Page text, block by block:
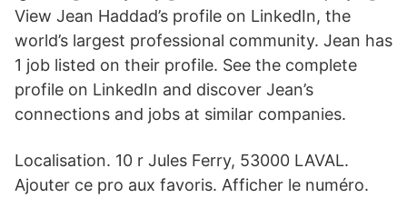
View Jean Haddad’s profile on LinkedIn, the
world’s largest professional community. Jean has
1 job listed on their profile. See the complete
profile on LinkedIn and discover Jean’s
connections and jobs at similar companies.
Localisation. 10 r Jules Ferry, 53000 LAVAL.
Ajouter ce pro aux favoris. Afficher le numéro.